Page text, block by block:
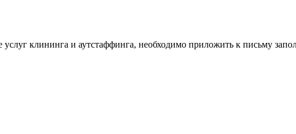
услуг клининга и аутстаффинга, необходимо приложить к письму